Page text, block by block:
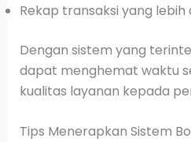
Rekap transaksi yang lebih
Dengan sistem yang
dapat menghemat waktu
kualitas layanan kepada
Tips Menerapkan Sistem